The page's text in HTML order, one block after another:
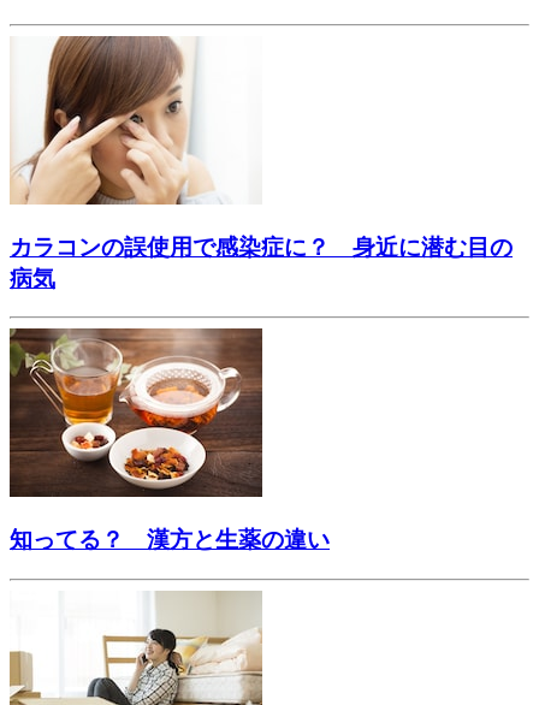
カラコンの誤使用で感染症に？ 身近に潜む目の
病気
知ってる？ 漢方と生薬の違い